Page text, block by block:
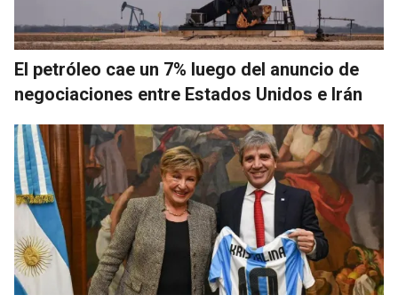
El petróleo cae un 7% luego del anuncio de
negociaciones entre Estados Unidos e Irán